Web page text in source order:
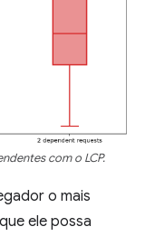
com o LCP.
o mais
ele possa